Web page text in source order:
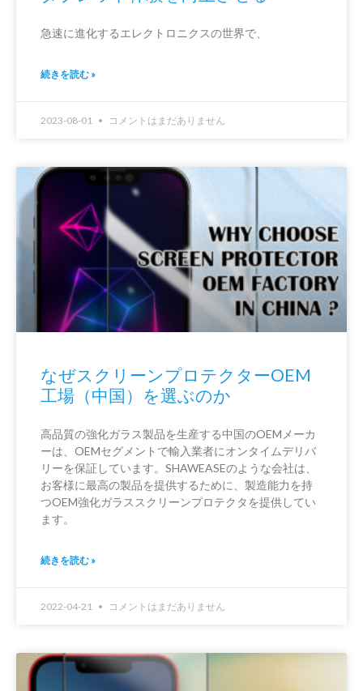
急速に進化するエレクトロニクスの世界で、
続きを読む »
2023-08-01 コメントはまだありません
なぜスクリーンプロテクターOEM
工場（中国）を選ぶのか
高品質の強化ガラス製品を生産する中国のOEMメーカ
ーは、OEMセグメントで輸入業者にオンタイムデリバ
リーを保証しています。SHAWEASEのような会社は、
お客様に最高の製品を提供するために、製造能力を持
つOEM強化ガラススクリーンプロテクタを提供してい
ます。
続きを読む »
2022-04-21 コメントはまだありません